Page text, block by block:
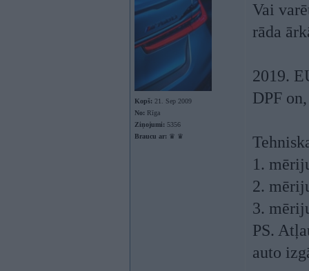
Kopš: 21. Sep 2009
No: Rīga
Ziņojumi: 5356
Braucu ar: ♛ ♛
Vai
rāda
2019.
DPF
1.
2.
3.
PS.
auto